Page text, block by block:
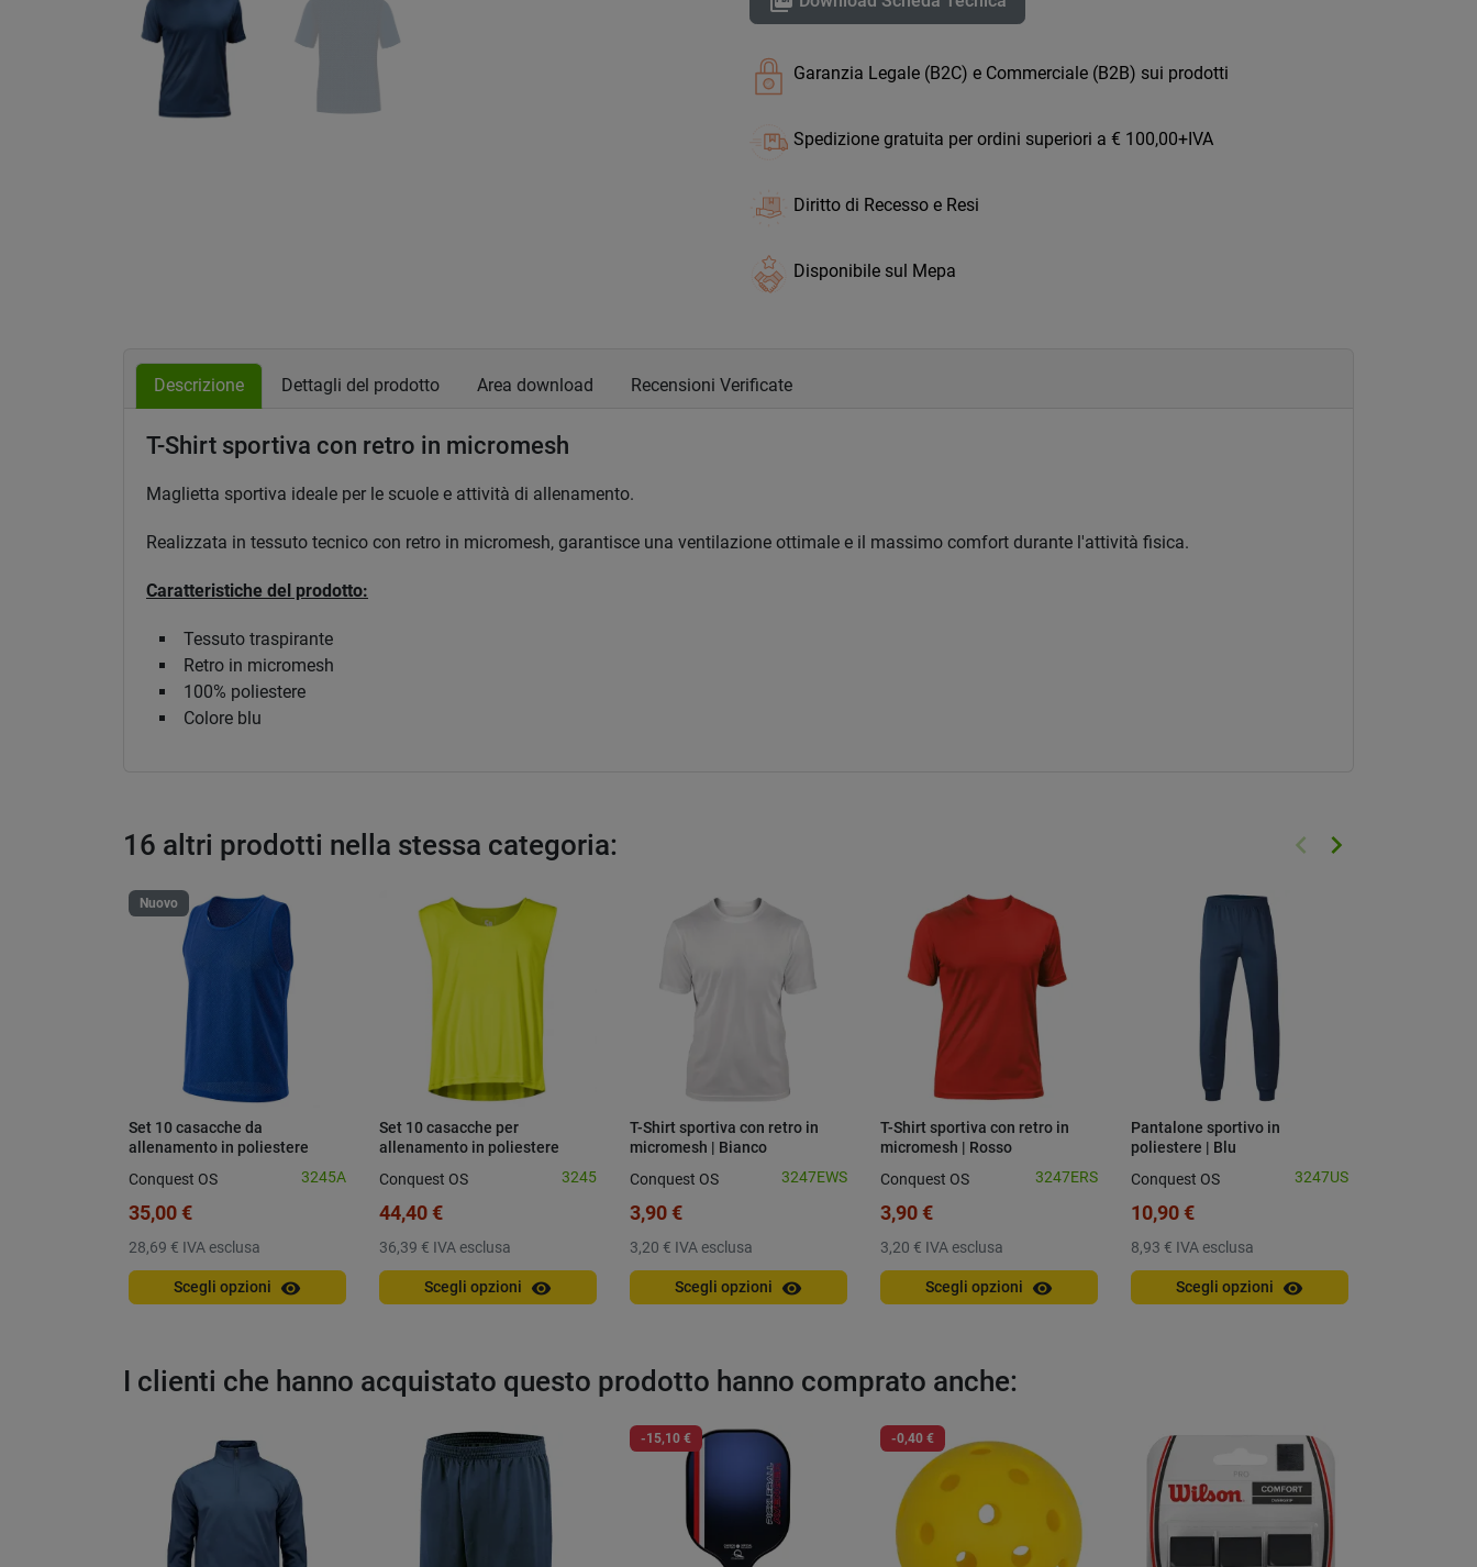
Garanzia Legale (B2C) e Commerciale (B2B) sui prodotti
Spedizione gratuita per ordini superiori a € 100,00+IVA
Diritto di Recesso e Resi
Disponibile sul Mepa
Descrizione Dettagli del prodotto Area download Recensioni Verificate
T-Shirt sportiva con retro in micromesh
Maglietta sportiva ideale per le scuole e attività di allenamento.
Realizzata in tessuto tecnico con retro in micromesh, garantisce una ventilazione ottimale e il massimo comfort durante l'attività fisica.
Caratteristiche del prodotto:
Tessuto traspirante
Retro in micromesh
100% poliestere
Colore blu
16 altri prodotti nella stessa categoria: Precedente
keyboard_arrow_left Successivo
keyboard_arrow_right
Nuovo
Set 10 casacche da
allenamento in poliestere
Conquest OS 3245A
35,00 €
28,69 € IVA esclusa
Scegli opzioni visibility
Set 10 casacche per
allenamento in poliestere
Conquest OS 3245
44,40 €
36,39 € IVA esclusa
Scegli opzioni visibility
T-Shirt sportiva con retro in
micromesh | Bianco
Conquest OS 3247EWS
3,90 €
3,20 € IVA esclusa
Scegli opzioni visibility
T-Shirt sportiva con retro in
micromesh | Rosso
Conquest OS 3247ERS
3,90 €
3,20 € IVA esclusa
Scegli opzioni visibility
Pantalone sportivo in
poliestere | Blu
Conquest OS 3247US
10,90 €
8,93 € IVA esclusa
Scegli opzioni visibility
I clienti che hanno acquistato questo prodotto hanno comprato anche:
-15,10 € -0,40 €